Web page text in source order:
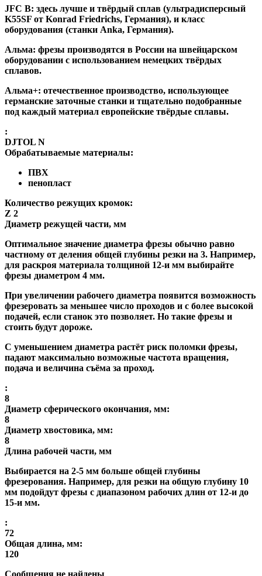
JFC B: здесь лучше и твёрдый сплав (ультрадисперсный
K55SF от Konrad Friedrichs, Германия), и класс
оборудования (станки Anka, Германия).
Альма: фрезы производятся в России на швейцарском
оборудовании с использованием немецких твёрдых
сплавов.
Альма+: отечественное производство, использующее
германские заточные станки и тщательно подобранные
под каждый материал европейские твёрдые сплавы.
:
DJTOL N
Обрабатываемые материалы:
ПВХ
пенопласт
Количество режущих кромок:
Z 2
Диаметр режущей части, мм
Оптимальное значение диаметра фрезы обычно равно
частному от деления общей глубины резки на 3. Например,
для раскроя материала толщиной 12-и мм выбирайте
фрезы диаметром 4 мм.
При увеличении рабочего диаметра появится возможность
фрезеровать за меньшее число проходов и с более высокой
подачей, если станок это позволяет. Но такие фрезы и
стоить будут дороже.
С уменьшением диаметра растёт риск поломки фрезы,
падают максимально возможные частота вращения,
подача и величина съёма за проход.
:
8
Диаметр сферического окончания, мм:
8
Диаметр хвостовика, мм:
8
Длина рабочей части, мм
Выбирается на 2-5 мм больше общей глубины
фрезерования. Например, для резки на общую глубину 10
мм подойдут фрезы с диапазоном рабочих длин от 12-и до
15-и мм.
:
72
Общая длина, мм:
120